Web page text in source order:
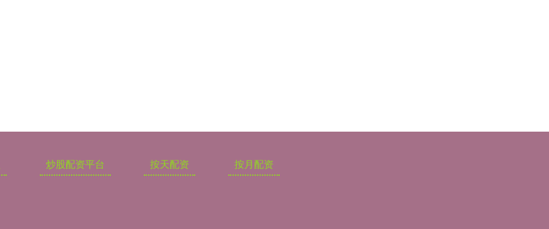
炒股配资平台 按天配资 按月配资